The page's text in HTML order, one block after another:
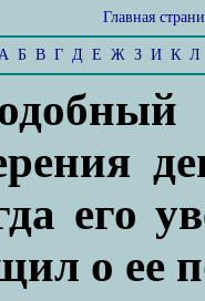
Главная
Б В Г Д Е Ж З И К Л
его
о ее